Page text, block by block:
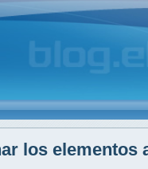
los elementos